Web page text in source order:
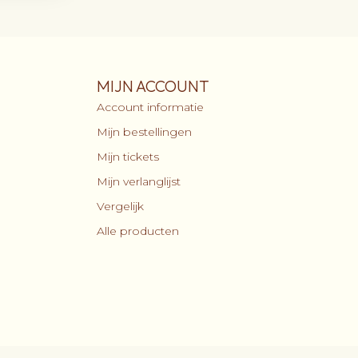
MIJN ACCOUNT
Account informatie
Mijn bestellingen
Mijn tickets
Mijn verlanglijst
Vergelijk
Alle producten